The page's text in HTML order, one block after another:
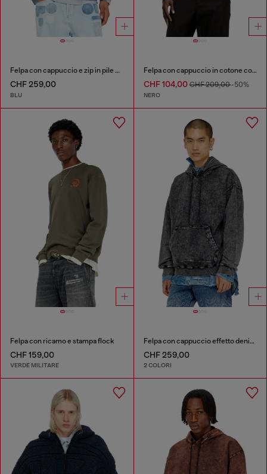
Felpa con cappuccio e zip in pile di cotone trattato
CHF 259,00
BLU
Felpa con cappuccio in cotone con stampe laserate
CHF 104,00CHF 209,00-50%
NERO
Felpa con ricamo e stampa flock
CHF 159,00
VERDE MILITARE
Felpa con cappuccio effetto denim lavorato
CHF 259,00
2 COLORI